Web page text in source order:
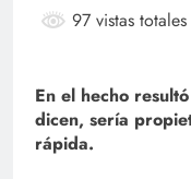
97 vistas totales
En el hecho
dicen, sería
rápida.